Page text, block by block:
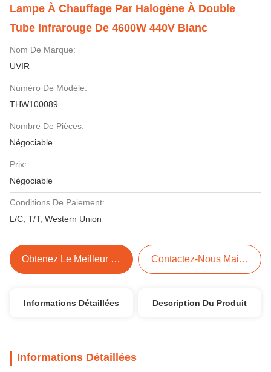
Lampe À Chauffage Par Halogène À Double
Tube Infrarouge De 4600W 440V Blanc
Nom De Marque:
UVIR
Numéro De Modèle:
THW100089
Nombre De Pièces:
Négociable
Prix:
Négociable
Conditions De Paiement:
L/C, T/T, Western Union
Obtenez Le Meilleur Prix Contactez-Nous Maintenant
Informations Détaillées Description Du Produit
Informations Détaillées